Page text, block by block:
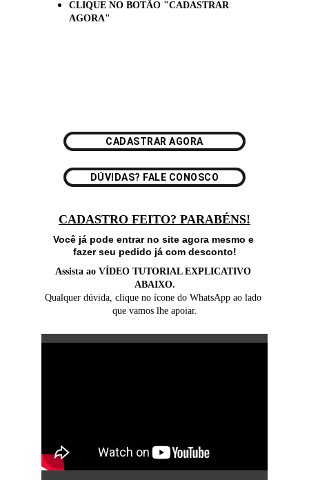
CLIQUE NO BOTÃO "CADASTRAR
AGORA"
CADASTRAR AGORA
DÚVIDAS? FALE CONOSCO
CADASTRO FEITO? PARABÉNS!
Você já pode entrar no site agora mesmo e
fazer seu pedido já com desconto!
Assista ao VÍDEO TUTORIAL EXPLICATIVO
ABAIXO.
Qualquer dúvida, clique no ícone do WhatsApp ao lado
que vamos lhe apoiar.